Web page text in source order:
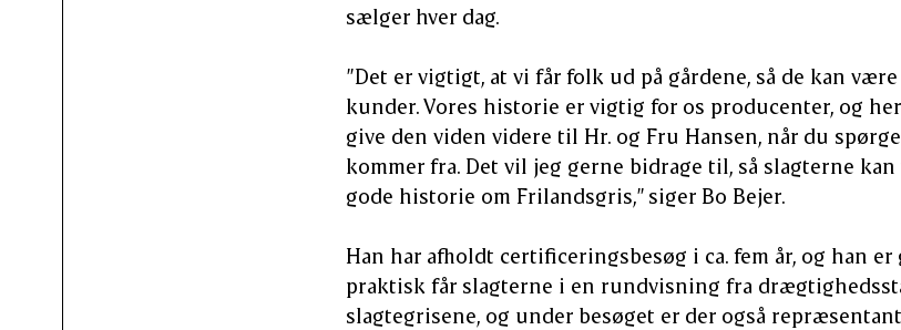
sælger hver dag.
”Det er vigtigt, at vi får folk ud på gårdene, så de kan
kunder. Vores historie er vigtig for os producenter, og
give den viden videre til Hr. og Fru Hansen, når du
kommer fra. Det vil jeg gerne bidrage til, så slagterne
gode historie om Frilandsgris,” siger Bo Bejer.
Han har afholdt certificeringsbesøg i ca. fem år, og han
praktisk får slagterne i en rundvisning fra
slagtegrisene, og under besøget er der også